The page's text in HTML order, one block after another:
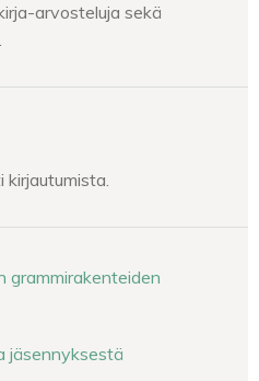
arvosteluja sekä
grammirakenteiden
jäsennyksestä